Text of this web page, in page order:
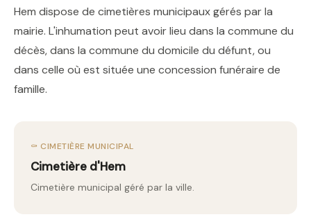
Hem dispose de cimetières municipaux gérés par la
mairie. L'inhumation peut avoir lieu dans la commune du
décès, dans la commune du domicile du défunt, ou
dans celle où est située une concession funéraire de
famille.
⚰️ CIMETIÈRE MUNICIPAL
Cimetière d'Hem
Cimetière municipal géré par la ville.